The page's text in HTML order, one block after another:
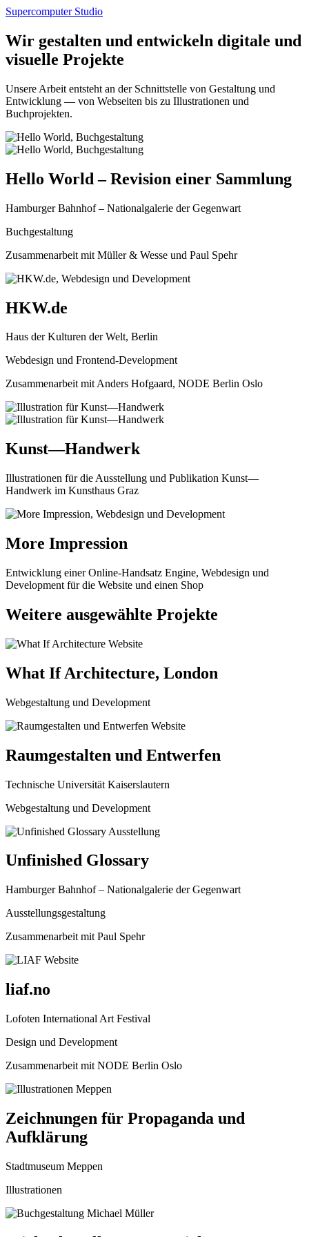
Supercomputer Studio
Wir gestalten und entwickeln digitale und
visuelle Projekte
Unsere Arbeit entsteht an der Schnittstelle von Gestaltung und
Entwicklung — von Webseiten bis zu Illustrationen und
Buchprojekten.
Hello World – Revision einer Sammlung
Hamburger Bahnhof – Nationalgalerie der Gegenwart
Buchgestaltung
Zusammenarbeit mit Müller & Wesse und Paul Spehr
HKW.de
Haus der Kulturen der Welt, Berlin
Webdesign und Frontend-Development
Zusammenarbeit mit Anders Hofgaard, NODE Berlin Oslo
Kunst—Handwerk
Illustrationen für die Ausstellung und Publikation Kunst—
Handwerk im Kunsthaus Graz
More Impression
Entwicklung einer Online-Handsatz Engine, Webdesign und
Development für die Website und einen Shop
Weitere ausgewählte Projekte
What If Architecture, London
Webgestaltung und Development
Raumgestalten und Entwerfen
Technische Universität Kaiserslautern
Webgestaltung und Development
Unfinished Glossary
Hamburger Bahnhof – Nationalgalerie der Gegenwart
Ausstellungsgestaltung
Zusammenarbeit mit Paul Spehr
liaf.no
Lofoten International Art Festival
Design und Development
Zusammenarbeit mit NODE Berlin Oslo
Zeichnungen für Propaganda und
Aufklärung
Stadtmuseum Meppen
Illustrationen